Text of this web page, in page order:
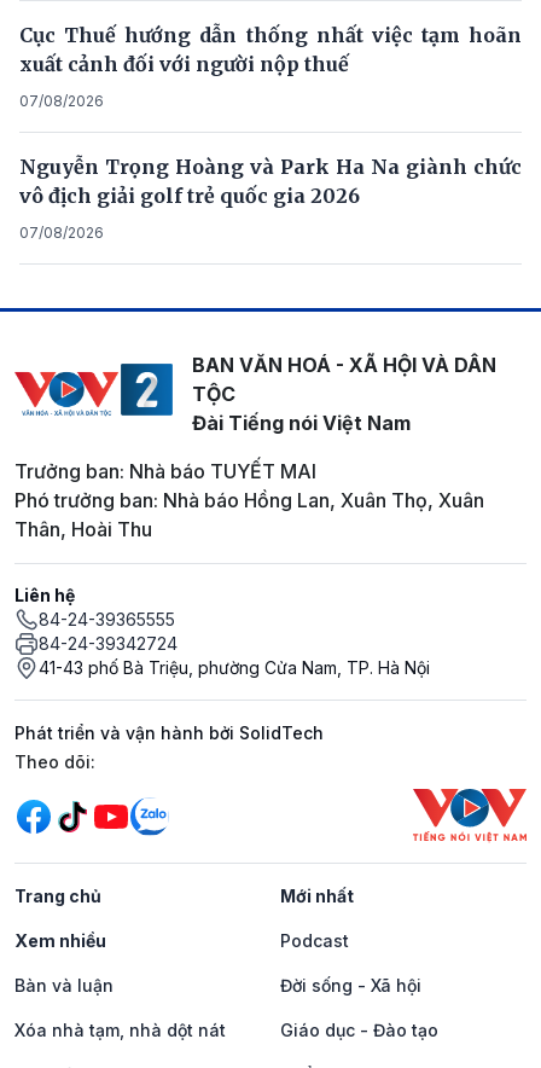
Cục Thuế hướng dẫn thống nhất việc tạm hoãn
xuất cảnh đối với người nộp thuế
07/08/2026
Nguyễn Trọng Hoàng và Park Ha Na giành chức
vô địch giải golf trẻ quốc gia 2026
07/08/2026
BAN VĂN HOÁ - XÃ HỘI VÀ DÂN
TỘC
Đài Tiếng nói Việt Nam
Trưởng ban: Nhà báo TUYẾT MAI
Phó trưởng ban: Nhà báo Hồng Lan, Xuân Thọ, Xuân
Thân, Hoài Thu
Liên hệ
84-24-39365555
84-24-39342724
41-43 phố Bà Triệu, phường Cửa Nam, TP. Hà Nội
Phát triển và vận hành bởi SolidTech
Mạng xã hội
Theo dõi:
Trang chủ Mới nhất
Xem nhiều Podcast
Bàn và luận Đời sống - Xã hội
Xóa nhà tạm, nhà dột nát Giáo dục - Đào tạo